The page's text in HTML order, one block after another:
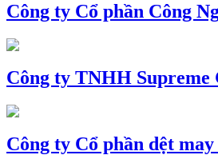
Công ty Cổ phần Công
Công ty TNHH Supreme
Công ty Cổ phần dệt